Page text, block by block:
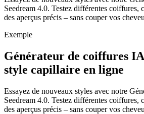
Seedream 4.0. Testez différentes coiffures,
des aperçus précis – sans couper vos
Exemple
Générateur de coiffures
style capillaire en ligne
Essayez de nouveaux styles avec notre
Seedream 4.0. Testez différentes coiffures,
des aperçus précis – sans couper vos